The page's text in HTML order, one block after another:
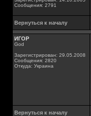
Сообщения: 2791
Вернуться к началу
ИГОР
God
Зарегистрирован: 29.05.2008
Сообщения: 2820
Откуда: Украина
Вернуться к началу